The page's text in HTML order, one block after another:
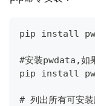
pip install
#安装pwdata,如
pip install
# 列出所有可安